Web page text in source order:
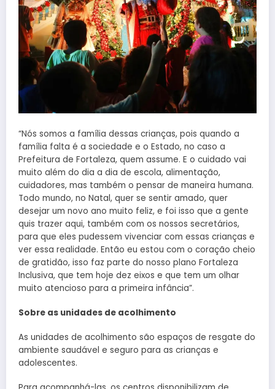
“Nós somos a família dessas crianças, pois quando a
família falta é a sociedade e o Estado, no caso a
Prefeitura de Fortaleza, quem assume. E o cuidado vai
muito além do dia a dia de escola, alimentação,
cuidadores, mas também o pensar de maneira humana.
Todo mundo, no Natal, quer se sentir amado, quer
desejar um novo ano muito feliz, e foi isso que a gente
quis trazer aqui, também com os nossos secretários,
para que eles pudessem vivenciar com essas crianças e
ver essa realidade. Então eu estou com o coração cheio
de gratidão, isso faz parte do nosso plano Fortaleza
Inclusiva, que tem hoje dez eixos e que tem um olhar
muito atencioso para a primeira infância”.
Sobre as unidades de acolhimento
As unidades de acolhimento são espaços de resgate do
ambiente saudável e seguro para as crianças e
adolescentes.